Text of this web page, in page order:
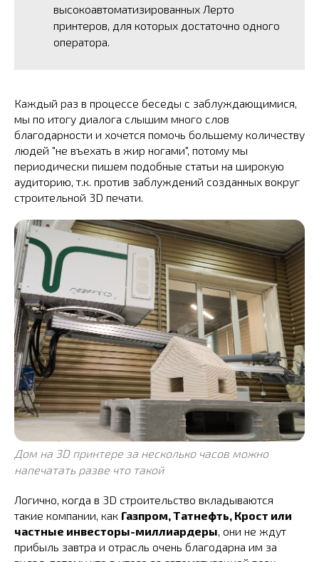
высокоавтоматизированных Лерто
принтеров, для которых достаточно одного
оператора.
Каждый раз в процессе беседы с заблуждающимися,
мы по итогу диалога слышим много слов
благодарности и хочется помочь большему количеству
людей "не въехать в жир ногами", потому мы
периодически пишем подобные статьи на широкую
аудиторию, т.к. против заблуждений созданных вокруг
строительной 3D печати.
Дом на 3D принтере за несколько часов можно
напечатать разве что такой
Логично, когда в 3D строительство вкладываются
такие компании, как Газпром, Татнефть, Крост или
частные инвесторы-миллиардеры, они не ждут
прибыль завтра и отрасль очень благодарна им за